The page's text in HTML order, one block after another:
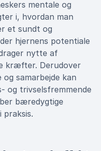
mentale og
i, hvordan man
et sundt og
hjernens potentiale
nytte af
kræfter. Derudover
samarbejde kan
og trivselsfremmende
bæredygtige
praksis.